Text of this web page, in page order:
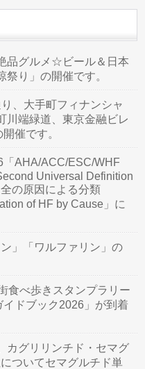
品グルメ☆ビール＆日本
り」の開催です。
、大手町フィナンシャ
川端緑道、東京金融ビレ
催です。
AHA/ACC/ESC/WHF
Universal Definition
の原因による分類
of HF by Cause」に
」「ワルファリン」の
食べ歩きスタンプラリー
ドブック2026」が到着
カグリリンチド・セマグ
ついてセマグルチド単